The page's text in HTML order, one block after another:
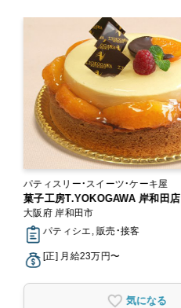
パティスリー・スイーツ・ケーキ屋
菓子工房T.YOKOGAWA 岸和田店
大阪府 岸和田市
パティシエ, 販売・接客
[正] 月給23万円〜
気になる